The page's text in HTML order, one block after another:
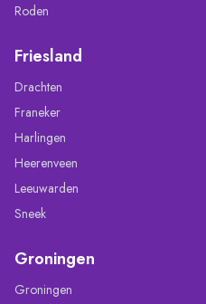
Roden
Friesland
Drachten
Franeker
Harlingen
Heerenveen
Leeuwarden
Sneek
Groningen
Groningen